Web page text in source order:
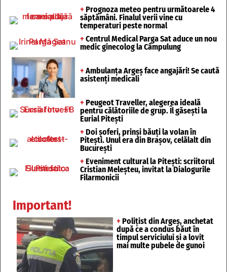
+ Prognoza meteo pentru următoarele 4
săptămâni. Finalul verii vine cu
temperaturi peste normal
+ Centrul Medical Parga Sat aduce un nou
medic ginecolog la Câmpulung
+ Ambulanța Argeș face angajări! Se caută
asistenți medicali
+ Peugeot Traveller, alegerea ideală
pentru călătoriile de grup. Îl găsești la
Eurial Pitești
+ Doi șoferi, prinși băuți la volan în
Pitești. Unul era din Brașov, celălalt din
București
+ Eveniment cultural la Pitești: scriitorul
Cristian Meleșteu, invitat la Dialogurile
Filarmonicii
Important!
+ Polițist din Argeș, anchetat
după ce a condus băut în
timpul serviciului și a lovit
mai multe pubele de gunoi